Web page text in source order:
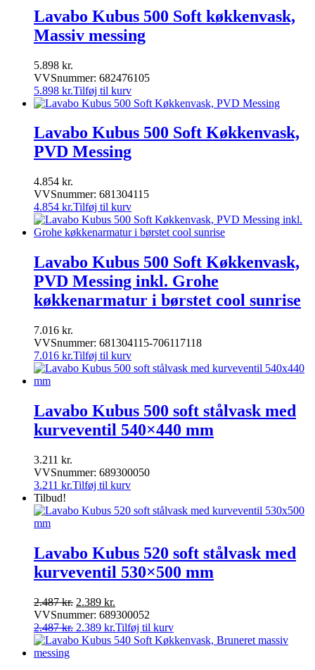
Lavabo Kubus 500 Soft køkkenvask,
Massiv messing
5.898 kr.
VVSnummer: 682476105
5.898 kr.Tilføj til kurv
Lavabo Kubus 500 Soft Køkkenvask,
PVD Messing
4.854 kr.
VVSnummer: 681304115
4.854 kr.Tilføj til kurv
Lavabo Kubus 500 Soft Køkkenvask,
PVD Messing inkl. Grohe
køkkenarmatur i børstet cool sunrise
7.016 kr.
VVSnummer: 681304115-706117118
7.016 kr.Tilføj til kurv
Lavabo Kubus 500 soft stålvask med
kurveventil 540×440 mm
3.211 kr.
VVSnummer: 689300050
3.211 kr.Tilføj til kurv
Tilbud!
Lavabo Kubus 520 soft stålvask med
kurveventil 530×500 mm
2.487kr. Den
oprindelige
pris
var:
2.389 kr.
aktuelle
pris
er:
VVSnummer: 689300052
2.487kr. Den
oprindelige
2.389 kr.Den
aktuelle
Tilføj til kurv